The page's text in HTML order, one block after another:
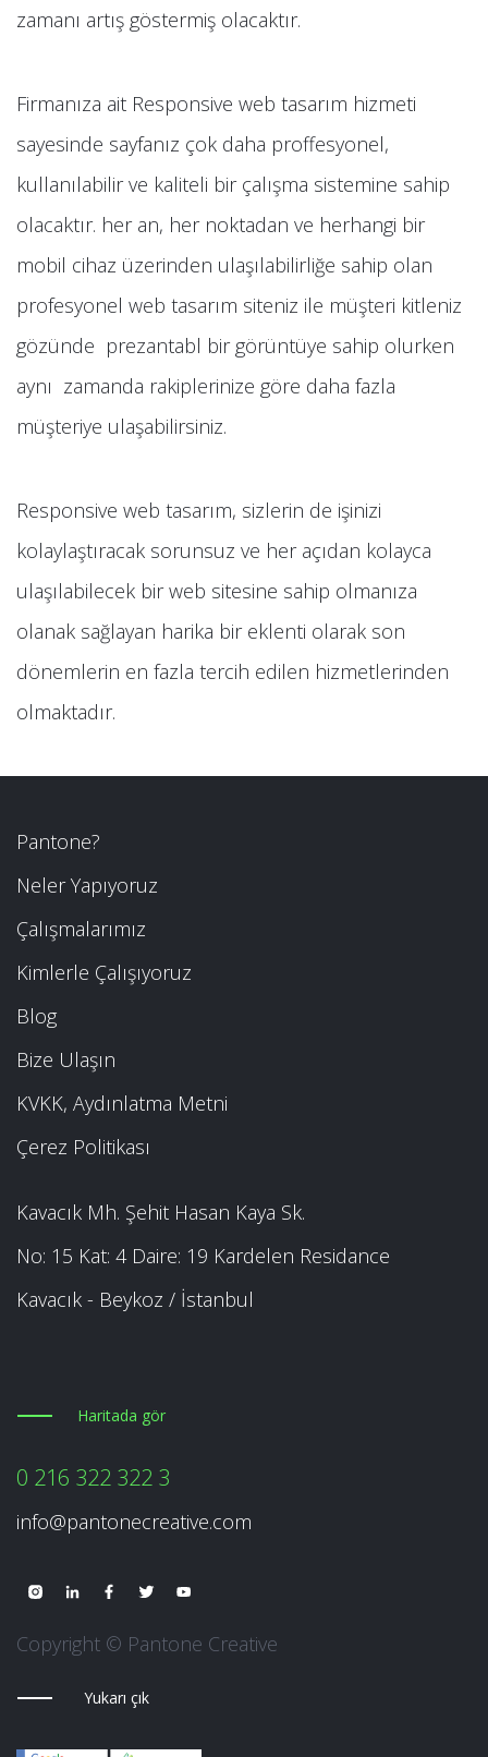
zamanı artış göstermiş olacaktır.
Firmanıza ait Responsive web tasarım hizmeti
sayesinde sayfanız çok daha proffesyonel,
kullanılabilir ve kaliteli bir çalışma sistemine sahip
olacaktır. her an, her noktadan ve herhangi bir
mobil cihaz üzerinden ulaşılabilirliğe sahip olan
profesyonel web tasarım siteniz ile müşteri kitleniz
gözünde prezantabl bir görüntüye sahip olurken
aynı zamanda rakiplerinize göre daha fazla
müşteriye ulaşabilirsiniz.
Responsive web tasarım, sizlerin de işinizi
kolaylaştıracak sorunsuz ve her açıdan kolayca
ulaşılabilecek bir web sitesine sahip olmanıza
olanak sağlayan harika bir eklenti olarak son
dönemlerin en fazla tercih edilen hizmetlerinden
olmaktadır.
Pantone?
Neler Yapıyoruz
Çalışmalarımız
Kimlerle Çalışıyoruz
Blog
Bize Ulaşın
KVKK, Aydınlatma Metni
Çerez Politikası
Kavacık Mh. Şehit Hasan Kaya Sk.
No: 15 Kat: 4 Daire: 19 Kardelen Residance
Kavacık - Beykoz / İstanbul
Haritada gör
0 216 322 322 3
info@pantonecreative.com
Copyright © Pantone Creative
Yukarı çık